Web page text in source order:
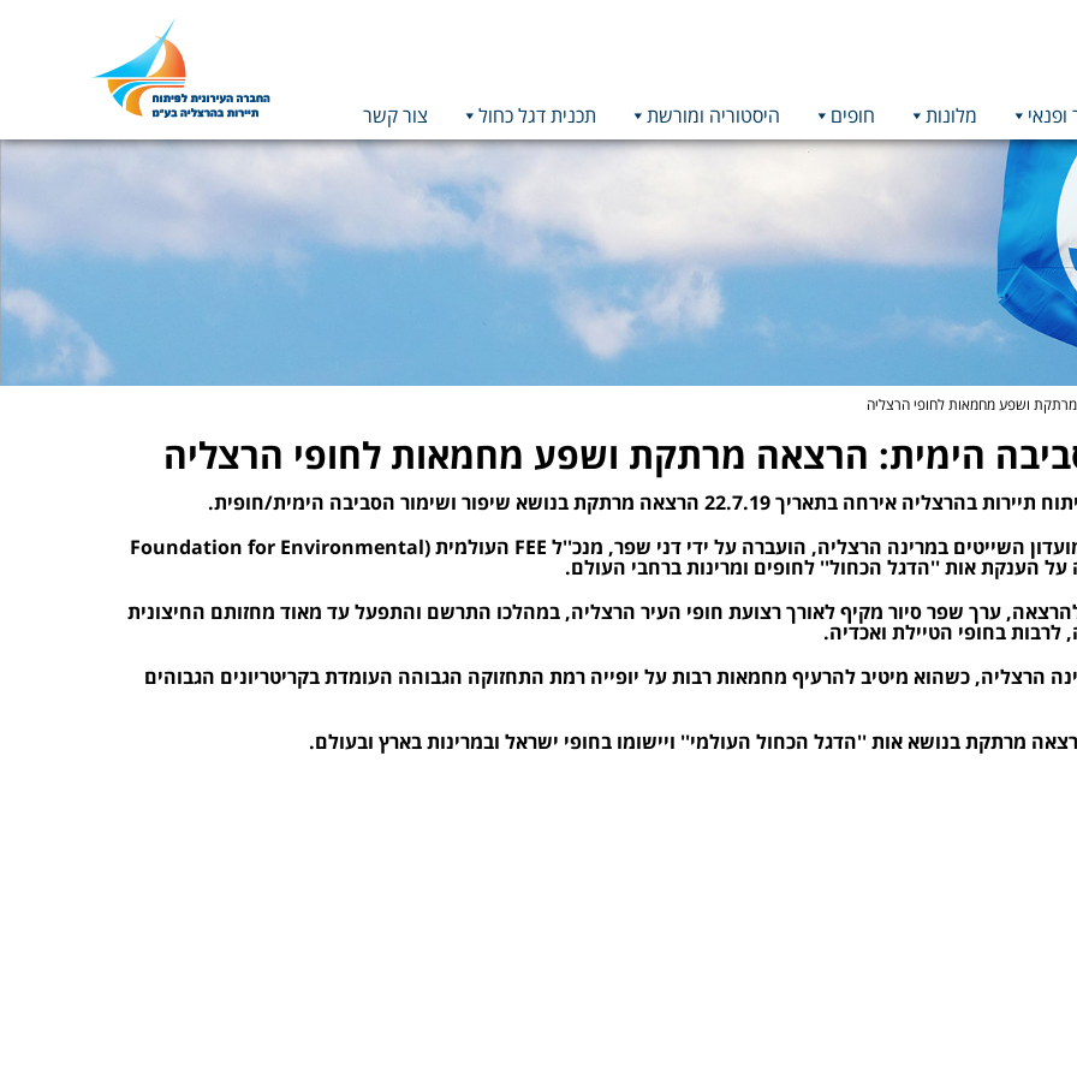
תמונה
כקישור
ופנאי מלונות חופים היסטוריה ומורשת תכנית דגל כחול צור קשר
ושפע מחמאות לחופי הרצליה
הימית: הרצאה מרתקת ושפע מחמאות לחופי הרצליה
בתאריך 22.7.19 הרצאה מרתקת בנושא שיפור ושימור הסביבה הימית/חופית.
ההרצאה שנערכה במועדון השייטים במרינה הרצליה, הועברה על ידי דני שפר, מנכ''ל FEE העולמית (Foundation for Environmental
ערך שפר סיור מקיף לאורך רצועת חופי העיר הרצליה, במהלכו התרשם והתפעל עד מאוד מחזותם החיצונית
לרבות בחופי הטיילת ואכדיה.
הרצליה, כשהוא מיטיב להרעיף מחמאות רבות על יופייה רמת התחזוקה הגבוהה העומדת בקריטריונים הגבוהים
מרתקת בנושא אות ''הדגל הכחול העולמי'' ויישומו בחופי ישראל ובמרינות בארץ ובעולם.